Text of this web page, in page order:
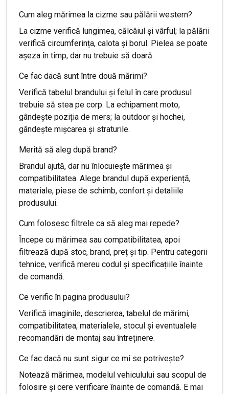
Cum aleg mărimea la cizme sau pălării western?
La cizme verifică lungimea, călcâiul și vârful; la pălării
verifică circumferința, calota și borul. Pielea se poate
așeza în timp, dar nu trebuie să doară.
Ce fac dacă sunt între două mărimi?
Verifică tabelul brandului și felul în care produsul
trebuie să stea pe corp. La echipament moto,
gândește poziția de mers; la outdoor și hochei,
gândește mișcarea și straturile.
Merită să aleg după brand?
Brandul ajută, dar nu înlocuiește mărimea și
compatibilitatea. Alege brandul după experiență,
materiale, piese de schimb, confort și detaliile
produsului.
Cum folosesc filtrele ca să aleg mai repede?
Începe cu mărimea sau compatibilitatea, apoi
filtrează după stoc, brand, preț și tip. Pentru categorii
tehnice, verifică mereu codul și specificațiile înainte
de comandă.
Ce verific în pagina produsului?
Verifică imaginile, descrierea, tabelul de mărimi,
compatibilitatea, materialele, stocul și eventualele
recomandări de montaj sau întreținere.
Ce fac dacă nu sunt sigur ce mi se potrivește?
Notează mărimea, modelul vehiculului sau scopul de
folosire și cere verificare înainte de comandă. E mai